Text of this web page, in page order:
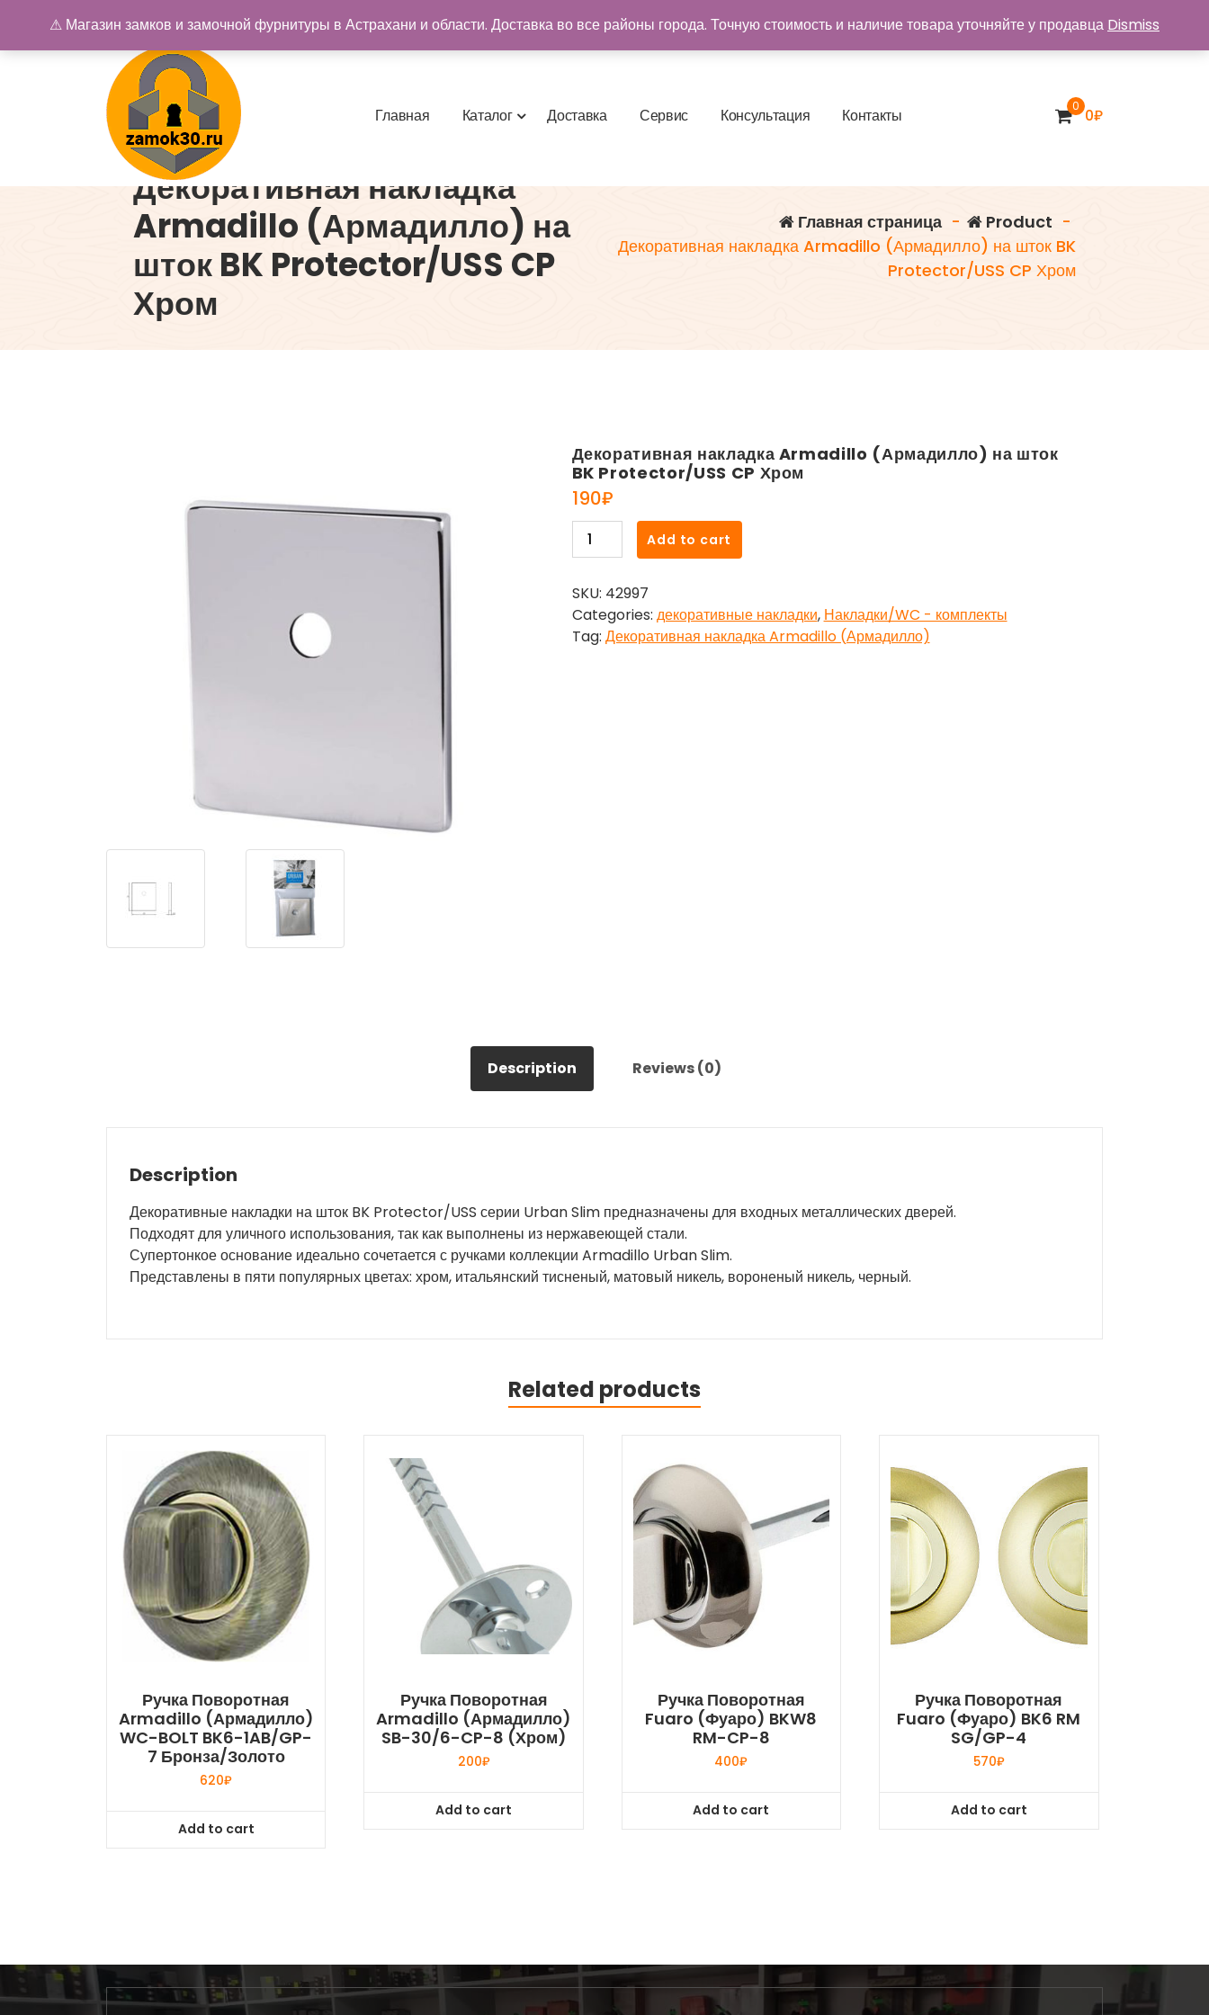
содержимому
Купить замок в Астрахани. Замки и дверная фурнитура
Главная Каталог Доставка Сервис Консультация Контакты 0 0₽
Декоративная накладка
Armadillo (Армадилло) на
шток BK Protector/USS CP
Хром
Главная страница - Product -
Декоративная накладка Armadillo (Армадилло) на шток BK
Protector/USS CP Хром
Декоративная накладка Armadillo (Армадилло) на шток
BK Protector/USS CP Хром
190₽
Декоративная
накладка
(Армадилло)
на
шток
Add to cart
SKU: 42997
Categories: декоративные накладки, Накладки/WC - комплекты
Tag: Декоративная накладка Armadillo (Армадилло)
Description Reviews (0)
Description
Декоративные накладки на шток BK Protector/USS серии Urban Slim предназначены для входных металлических дверей.
Подходят для уличного использования, так как выполнены из нержавеющей стали.
Супертонкое основание идеально сочетается с ручками коллекции Armadillo Urban Slim.
Представлены в пяти популярных цветах: хром, итальянский тисненый, матовый никель, вороненый никель, черный.
Related products
Ручка Поворотная
Armadillo (Армадилло)
WC-BOLT BK6-1AB/GP-
7 Бронза/золото
620₽
Add to cart
Ручка Поворотная
Armadillo (Армадилло)
SB-30/6-CP-8 (хром)
200₽
Add to cart
Ручка Поворотная
Fuaro (Фуаро) BKW8
RM-CP-8
400₽
Add to cart
Ручка Поворотная
Fuaro (Фуаро) BK6 RM
SG/GP-4
570₽
Add to cart
⚠ Магазин замков и замочной фурнитуры в Астрахани и области. Доставка во все районы города. Точную стоимость и наличие товара уточняйте у продавца Dismiss